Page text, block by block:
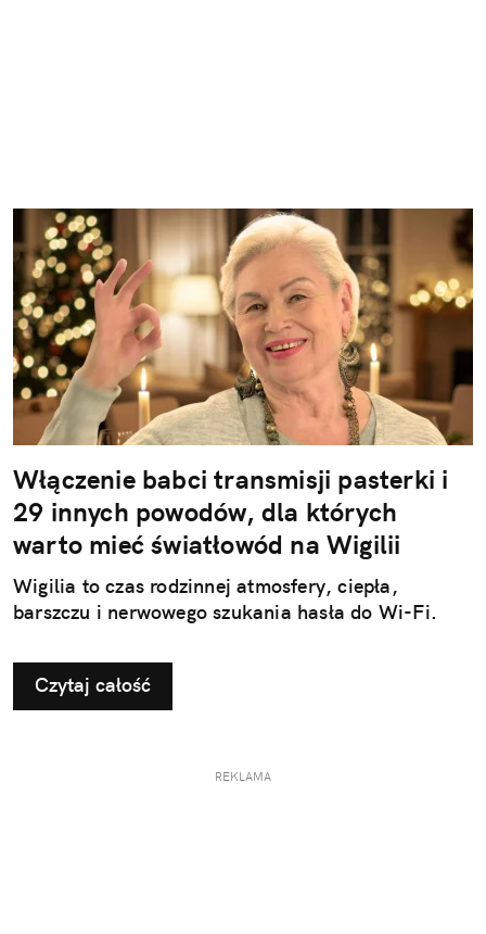
Włączenie babci transmisji pasterki i
29 innych powodów, dla których
warto mieć światłowód na Wigilii
Wigilia to czas rodzinnej atmosfery, ciepła,
barszczu i nerwowego szukania hasła do Wi-Fi.
Czytaj całość
REKLAMA